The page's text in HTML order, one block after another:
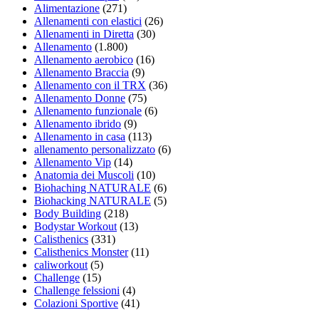
Alimentazione (271)
Allenamenti con elastici (26)
Allenamenti in Diretta (30)
Allenamento (1.800)
Allenamento aerobico (16)
Allenamento Braccia (9)
Allenamento con il TRX (36)
Allenamento Donne (75)
Allenamento funzionale (6)
Allenamento ibrido (9)
Allenamento in casa (113)
allenamento personalizzato (6)
Allenamento Vip (14)
Anatomia dei Muscoli (10)
Biohaching NATURALE (6)
Biohacking NATURALE (5)
Body Building (218)
Bodystar Workout(13)
Calisthenics (331)
Calisthenics Monster(11)
caliworkout(5)
Challenge (15)
Challenge felssioni (4)
Colazioni Sportive (41)